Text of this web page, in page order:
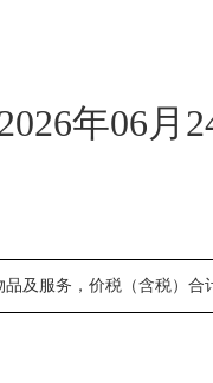
年06月
品及服务，价税（含税）